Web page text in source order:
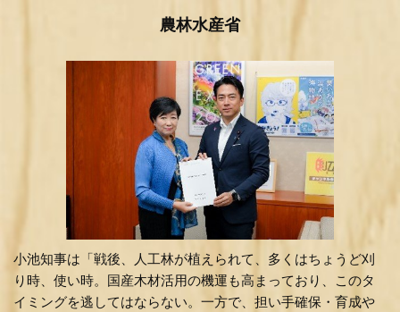
農林水産省
小池知事は「戦後、人工林が植えられて、多くはちょうど刈
り時、使い時。国産木材活用の機運も高まっており、このタ
イミングを逃してはならない。一方で、担い手確保・育成や